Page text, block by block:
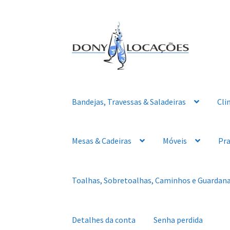
navegação
o
Bandejas, Travessas & Saladeiras
Mesas & Cadeiras Móveis
Toalhas, Sobretoalhas, Caminhos e
Detalhes da conta Senha perdida